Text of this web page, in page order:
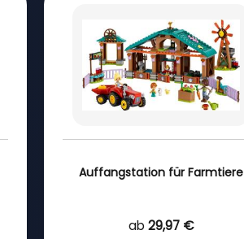
Auffangstation für Farmtiere
ab 29,97 €